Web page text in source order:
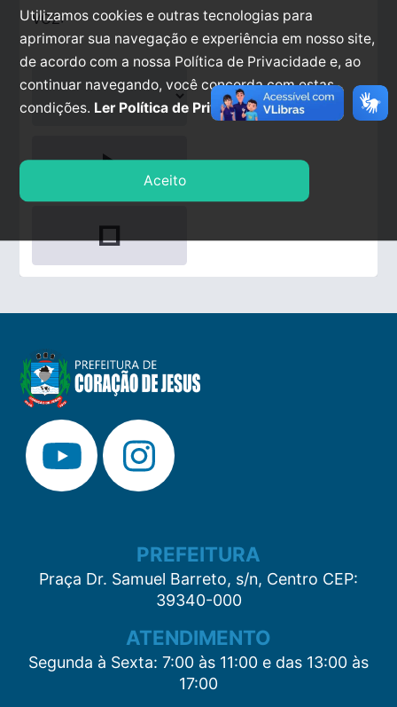
VOZ:
play_arrow
stop
PREFEITURA
Praça Dr. Samuel Barreto, s/n, Centro CEP:
39340-000
ATENDIMENTO
Segunda à Sexta: 7:00 às 11:00 e das 13:00 às
17:00
Utilizamos cookies e outras tecnologias para
aprimorar sua navegação e experiência em nosso site,
de acordo com a nossa Política de Privacidade e, ao
continuar navegando, você concorda com estas
condições. Ler Política de Privacidade.
Aceito